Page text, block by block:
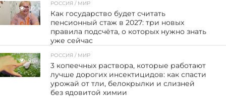
117
РОССИЯ / МИР
Как государство будет считать
пенсионный стаж в 2027: три новых
правила подсчёта, о которых нужно знать
уже сейчас
96
РОССИЯ / МИР
3 копеечных раствора, которые работают
лучше дорогих инсектицидов: как спасти
урожай от тли, белокрылки и слизней
без ядовитой химии